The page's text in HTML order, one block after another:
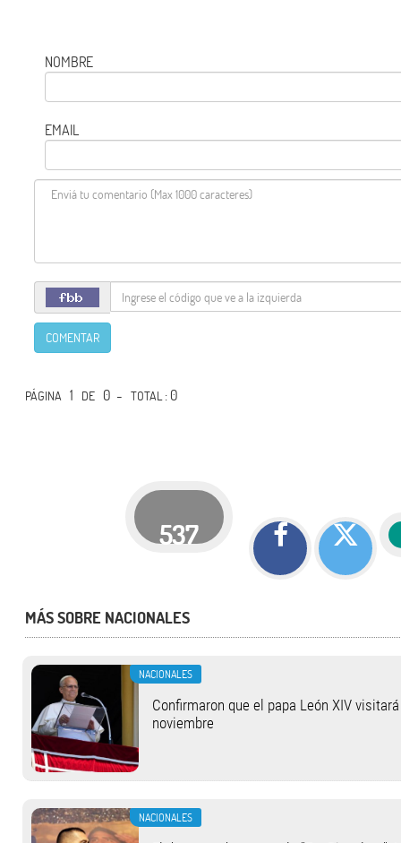
NOMBRE
EMAIL
COMENTAR
PÁGINA 1 DE 0 -TOTAL: 0
537
MÁS SOBRE NACIONALES
NACIONALES
Confirmaron que el papa León XIV
noviembre
NACIONALES